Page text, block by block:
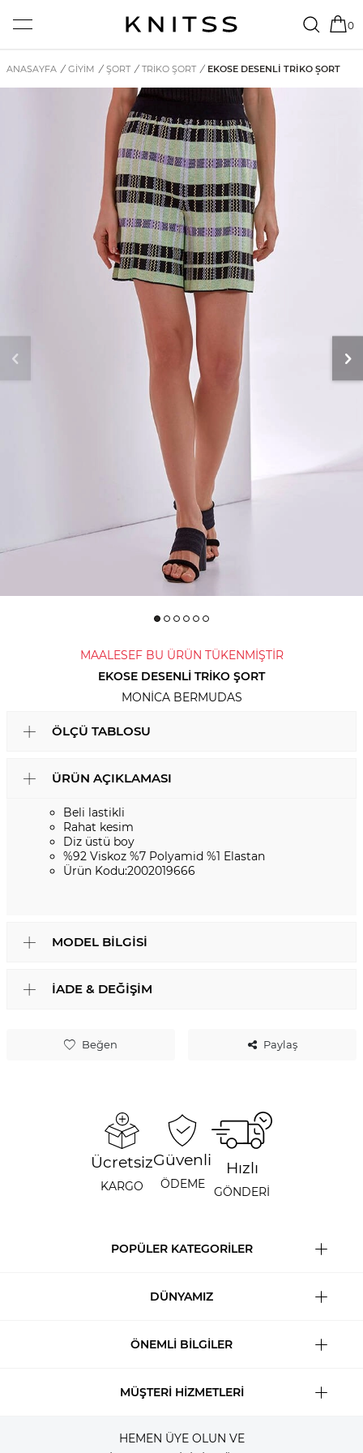
0
ANASAYFA / GİYİM / ŞORT / TRIKO ŞORT / EKOSE DESENLI TRIKO ŞORT
MAALESEF BU ÜRÜN TÜKENMİŞTİR
EKOSE DESENLI TRIKO ŞORT
MONICA BERMUDAS
Beğen Paylaş
ÖLÇÜ TABLOSU
ÜRÜN AÇIKLAMASI
Beli lastikli
Rahat kesim
Diz üstü boy
%92 Viskoz %7 Polyamid %1 Elastan
Ürün Kodu:2002019666
MODEL BILGISI
İADE & DEĞIŞIM
Ücretsiz
KARGO
Güvenli
ÖDEME
Hızlı
GÖNDERİ
POPÜLER KATEGORİLER
DÜNYAMIZ
ÖNEMLİ BİLGİLER
MÜŞTERİ HİZMETLERİ
HEMEN ÜYE OLUN VE